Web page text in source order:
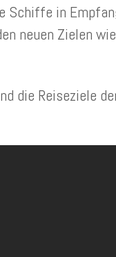
Schiffe in
neuen Zielen
die Reiseziele